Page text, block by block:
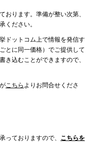
ります。準備が整い次第、
ください。
ドットコム上で情報を発信す
とに同一価格）でご提供して
き込むことができますので、
こちら よりお問合せくださ
っておりますので、 こちらを